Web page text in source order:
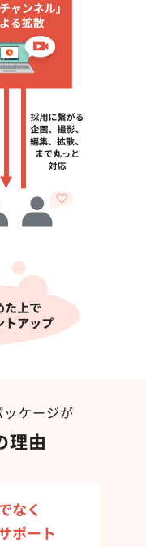
ケージが
理由
なく
ポート